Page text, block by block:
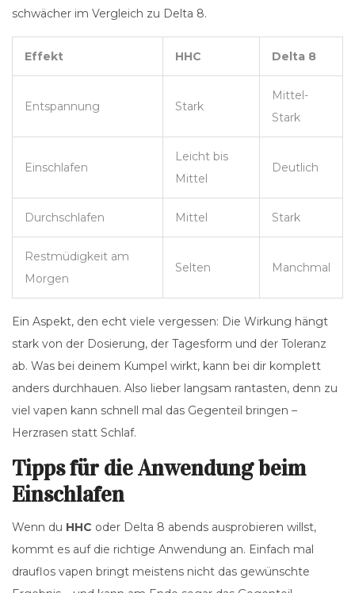
schwächer im Vergleich zu Delta 8.
Effekt HHC Delta 8
Entspannung Stark
Mittel-
Stark
Einschlafen
Leicht bis
Mittel
Deutlich
Durchschlafen Mittel Stark
Restmüdigkeit am
Morgen
Selten Manchmal
Ein Aspekt, den echt viele vergessen: Die Wirkung hängt
stark von der Dosierung, der Tagesform und der Toleranz
ab. Was bei deinem Kumpel wirkt, kann bei dir komplett
anders durchhauen. Also lieber langsam rantasten, denn zu
viel vapen kann schnell mal das Gegenteil bringen –
Herzrasen statt Schlaf.
Tipps für die Anwendung beim
Einschlafen
Wenn du HHC oder Delta 8 abends ausprobieren willst,
kommt es auf die richtige Anwendung an. Einfach mal
drauflos vapen bringt meistens nicht das gewünschte